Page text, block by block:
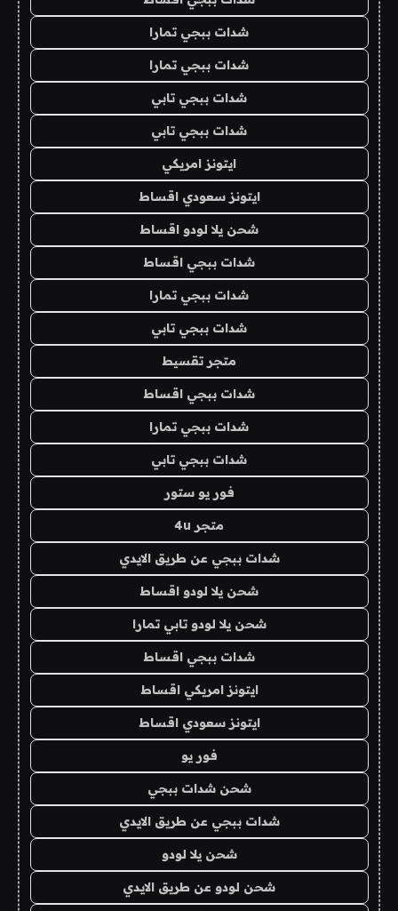
شدات ببجي تمارا
شدات ببجي تمارا
شدات ببجي تابي
شدات ببجي تابي
ايتونز امريكي
ايتونز سعودي اقساط
شحن يلا لودو اقساط
شدات ببجي اقساط
شدات ببجي تمارا
شدات ببجي تابي
متجر تقسيط
شدات ببجي اقساط
شدات ببجي تمارا
شدات ببجي تابي
فور يو ستور
متجر 4u
شدات ببجي عن طريق الايدي
شحن يلا لودو اقساط
شحن يلا لودو تابي تمارا
شدات ببجي اقساط
ايتونز امريكي اقساط
ايتونز سعودي اقساط
فور يو
شحن شدات ببجي
شدات ببجي عن طريق الايدي
شحن يلا لودو
شحن لودو عن طريق الايدي